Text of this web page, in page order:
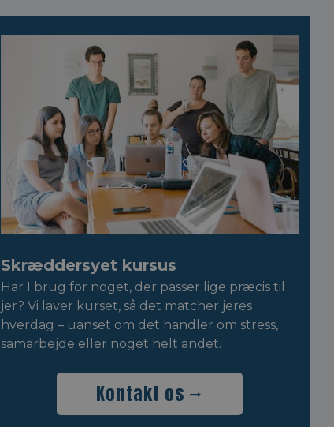
Skræddersyet kursus
Har I brug for noget, der passer lige præcis til
jer? Vi laver kurset, så det matcher jeres
hverdag – uanset om det handler om stress,
samarbejde eller noget helt andet.
Kontakt os ⭢